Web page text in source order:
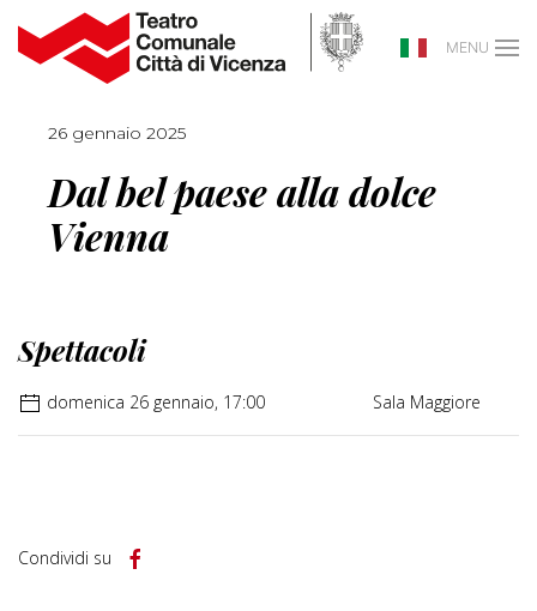
MENU
26 gennaio 2025
Dal bel paese alla dolce
Vienna
Spettacoli
domenica 26 gennaio, 17:00 Sala Maggiore
Condividi su